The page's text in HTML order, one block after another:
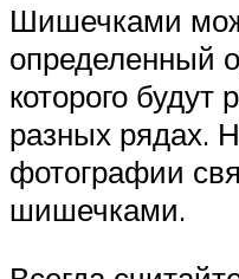
Шишечками
определенный
которого будут
разных рядах.
фотографии
шишечками.